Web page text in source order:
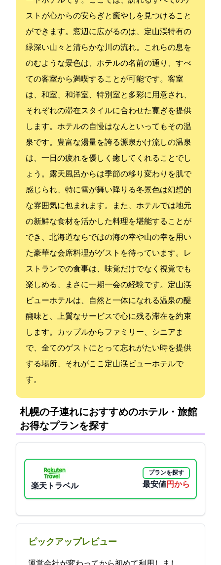
ストが心からの安らぎと癒やしを見つけること
ができます。窓辺に広がるのは、定山渓特有の
緑深い山々と清らかな川の流れ。これらの息を
のむような景色は、ホテルの名前の通り、すべ
ての客室から満喫することが可能です。客室
は、和室、和洋室、特別室と多彩に用意され、
それぞれの滞在スタイルに合わせた寛ぎを提供
します。ホテルの自慢はなんといってもその温
泉です。豊富な湯量を誇る源泉かけ流しの温泉
は、一日の疲れを優しく癒してくれることでし
ょう。露天風呂からは季節の移り変わりを肌で
感じられ、特に雪が舞い降りる冬景色は幻想的
な雰囲気に包まれます。また、ホテルでは地元
の新鮮な食材を活かした料理を堪能することが
でき、北海道ならではの海の幸や山の幸を用い
た豪華な会席料理がゲストを待っています。レ
ストランでの食事は、味覚だけでなく視覚でも
楽しめる、まさに一期一会の経験です。定山渓
ビューホテルは、自然と一体になれる温泉の醍
醐味と、上質なサービスで心に残る滞在を約束
します。カップルからファミリー、シニアま
で、全てのゲストにとって忘れがたい時を提供
する場所、それがここ定山渓ビューホテルで
す。
札幌の子連れにおすすめのホテル・旅館:
お得なプランを探す
楽天トラベル
プランを探す
最安値7150円から
ピックアップレビュー